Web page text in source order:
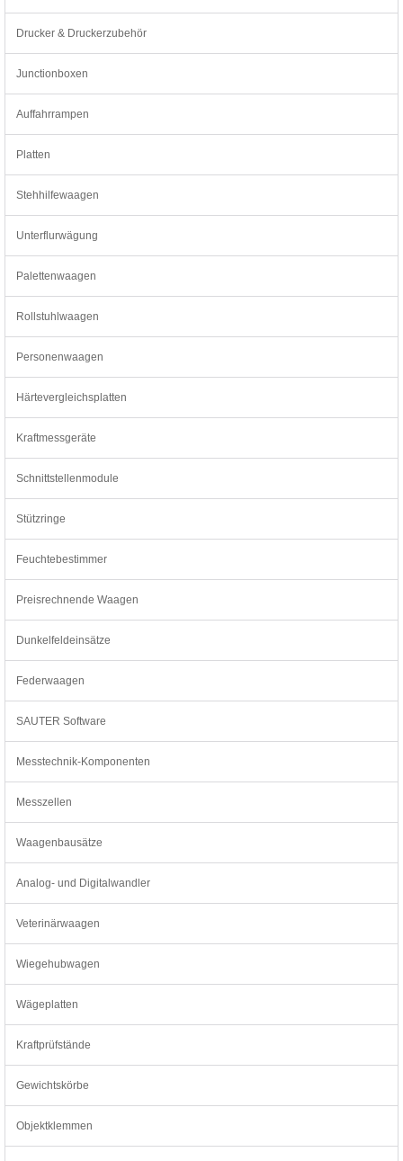
Drucker & Druckerzubehör
Junctionboxen
Auffahrrampen
Platten
Stehhilfewaagen
Unterflurwägung
Palettenwaagen
Rollstuhlwaagen
Personenwaagen
Härtevergleichsplatten
Kraftmessgeräte
Schnittstellenmodule
Stützringe
Feuchtebestimmer
Preisrechnende Waagen
Dunkelfeldeinsätze
Federwaagen
SAUTER Software
Messtechnik-Komponenten
Messzellen
Waagenbausätze
Analog- und Digitalwandler
Veterinärwaagen
Wiegehubwagen
Wägeplatten
Kraftprüfstände
Gewichtskörbe
Objektklemmen